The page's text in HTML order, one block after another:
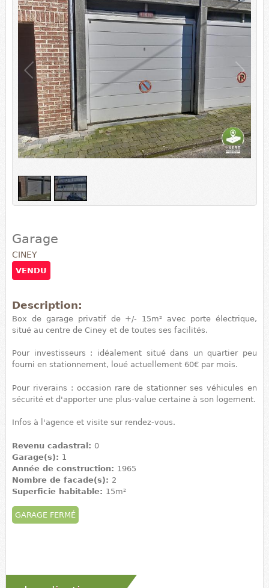
1/2
Garage
CINEY
VENDU
Description:
Box de garage privatif de +/- 15m² avec porte électrique,
situé au centre de Ciney et de toutes ses facilités.
Pour investisseurs : idéalement situé dans un quartier peu
fourni en stationnement, loué actuellement 60€ par mois.
Pour riverains : occasion rare de stationner ses véhicules en
sécurité et d'apporter une plus-value certaine à son logement.
Infos à l'agence et visite sur rendez-vous.
Revenu cadastral: 0
Garage(s): 1
Année de construction: 1965
Nombre de facade(s): 2
Superficie habitable: 15m²
GARAGE FERMÉ